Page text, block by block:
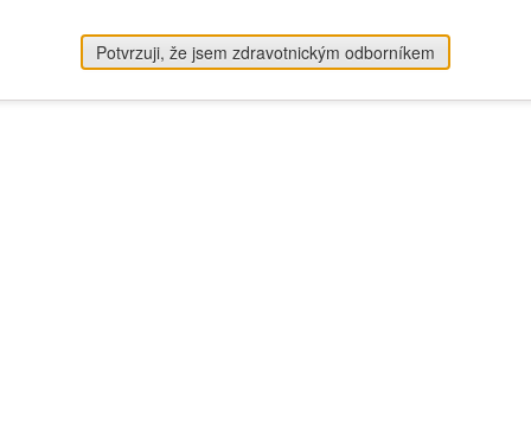
Potvrzuji, že jsem zdravotnickým odborníkem